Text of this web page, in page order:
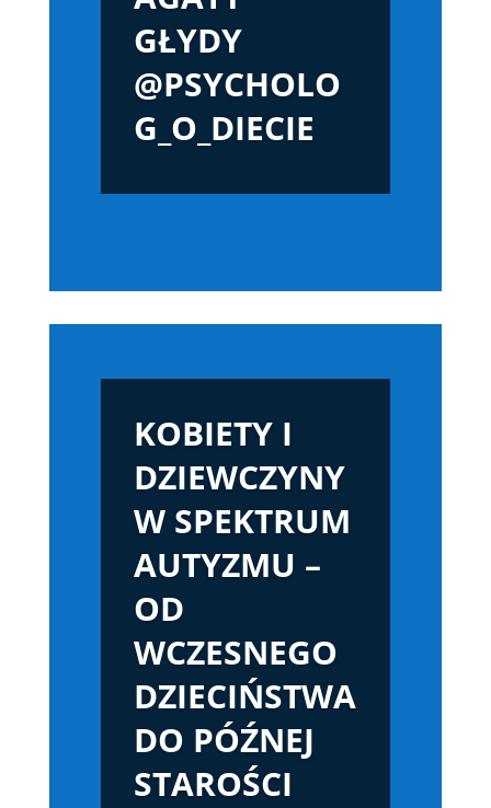
GŁYDY
@PSYCHOLO
G_O_DIECIE
KOBIETY I
DZIEWCZYNY
W SPEKTRUM
AUTYZMU –
OD
WCZESNEGO
DZIECIŃSTWA
DO PÓŹNEJ
STAROŚCI